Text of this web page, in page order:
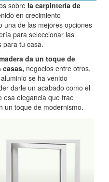
sobre la carpintería de
en crecimiento
una de las mejores opciones
para seleccionar las
para tu casa.
da un toque de
casas, negocios entre otros,
se ha venido
darle un acabado como el
esa elegancia que trae
un toque de modernismo.